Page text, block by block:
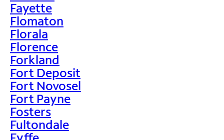
Fayette
Flomaton
Florala
Florence
Forkland
Fort Deposit
Fort Novosel
Fort Payne
Fosters
Fultondale